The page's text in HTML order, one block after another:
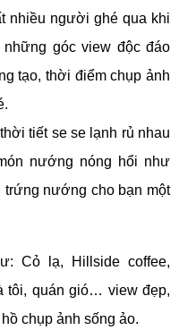
nhiều người ghé qua khi
góc view độc đáo
tạo, thời điểm chụp ảnh
tiết se se lạnh rủ nhau
nướng nóng hổi như
nướng cho bạn một
Cỏ lạ, Hillside coffee,
tôi, quán gió… view đẹp,
chụp ảnh sống ảo.